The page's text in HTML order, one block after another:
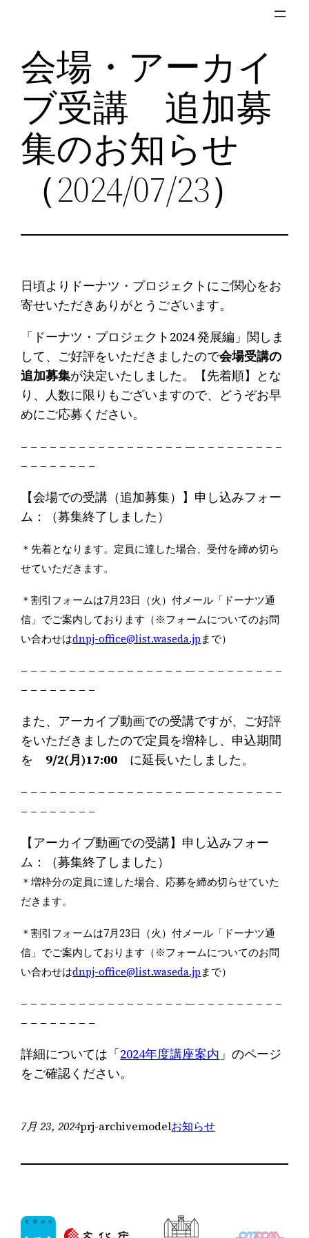
会場・アーカイ
ブ受講 追加募
集のお知らせ
（2024/07/23）
日頃よりドーナツ・プロジェクトにご関心をお
寄せいただきありがとうございます。
「ドーナツ・プロジェクト2024 発展編」関しま
して、ご好評をいただきましたので会場受講の
追加募集が決定いたしました。【先着順】とな
り、人数に限りもございますので、どうぞお早
めにご応募ください。
– – – – – – – – – – – – – – – – – — – – – – – – – – –
– – – – – – – –
【会場での受講（追加募集）】申し込みフォー
ム：（募集終了しました）
＊先着となります。定員に達した場合、受付を締め切ら
せていただきます。
＊割引フォームは7月23日（火）付メール「ドーナツ通
信」でご案内しております （※フォームについてのお問
い合わせはdnpj-office@list.waseda.jpまで）
– – – – – – – – – – – – – – – – – — – – – – – – – – –
– – – – – – – –
また、アーカイブ動画での受講ですが、ご好評
をいただきましたので定員を増枠し、申込期間
を 9/2(月)17:00 に延長いたしました。
– – – – – – – – – – – – – – – – – — – – – – – – – – –
– – – – – – – –
【アーカイブ動画での受講】申し込みフォー
ム：（募集終了しました）
＊増枠分の定員に達した場合、応募を締め切らせていた
だきます。
＊割引フォームは7月23日（火）付メール「ドーナツ通
信」でご案内しております（※フォームについてのお問
い合わせはdnpj-office@list.waseda.jpまで）
– – – – – – – – – – – – – – – – – — – – – – – – – – –
– – – – – – – –
詳細については「2024年度講座案内 」のページ
をご確認ください。
7月 23, 2024prj-archivemodelお知らせ